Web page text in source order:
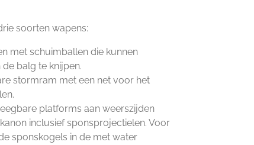
soorten wapens:
met schuimballen die kunnen
balg te knijpen.
stormram met een net voor het
platforms aan weerszijden
inclusief sponsprojectielen. Voor
sponskogels in de met water